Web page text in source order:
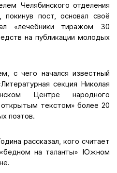
Челябинского отделения
пост, основал своё
«лечебники тиражом 30
на публикации молодых
с чего начался известный
секция Николая
Центре народного
текстом» более 20
поэтов.
рассказал, кого считает
на таланты» Южном